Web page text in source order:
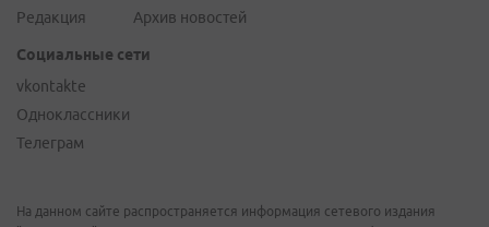
Редакция
Архив новостей
Социальные сети
vkontakte
Одноклассники
Телеграм
На данном сайте распространяется информация сетевого издания